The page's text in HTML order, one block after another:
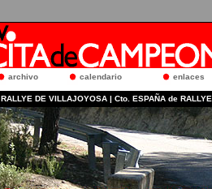
archivo calendario enlaces
RALLYE DE VILLAJOYOSA | Cto. ESPAÑA de